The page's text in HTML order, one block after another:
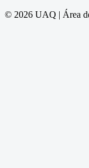
© 2026 UAQ | Área